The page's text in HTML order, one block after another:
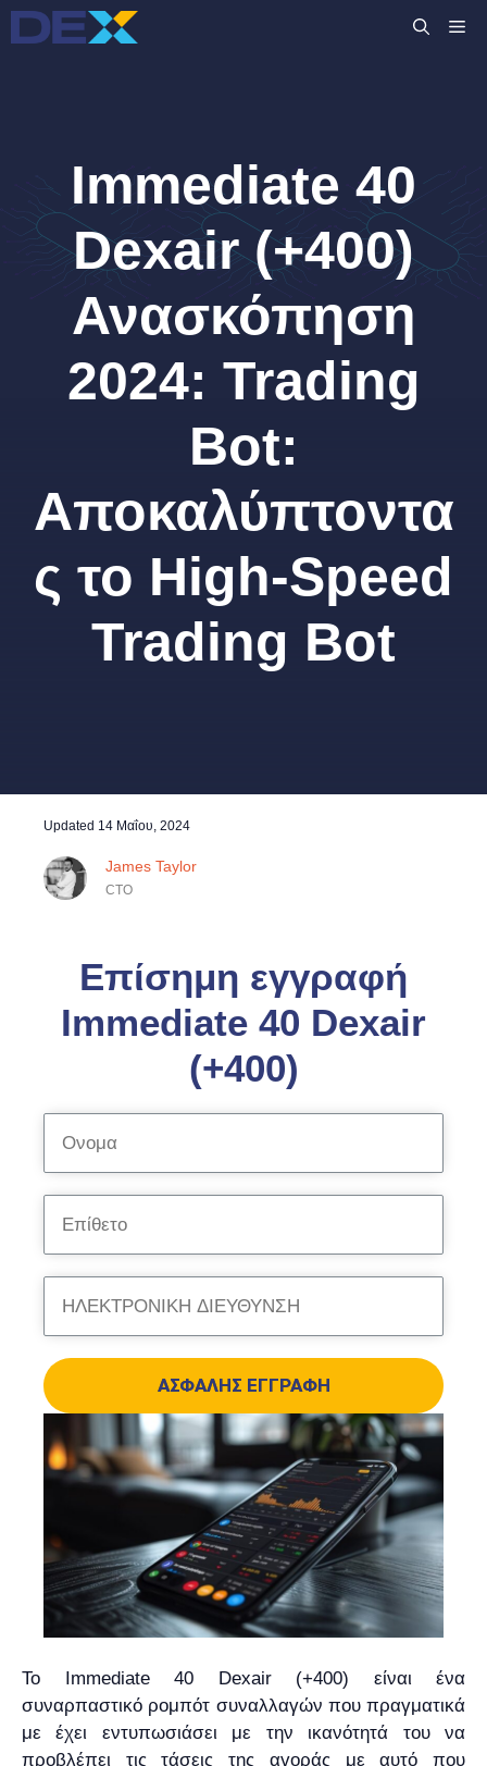
Μετάβαση
σε
Immediate 40
Dexair (+400)
Ανασκόπηση
2024: Trading
Bot:
Αποκαλύπτοντα
ς το High-Speed
Trading Bot
Updated 14 Μαΐου, 2024
James Taylor
CTO
Επίσημη εγγραφή
Immediate 40 Dexair
(+400)
ΑΣΦΑΛΉΣ ΕΓΓΡΑΦΉ
Το Immediate 40 Dexair (+400) είναι ένα
συναρπαστικό ρομπότ συναλλαγών που πραγματικά
με έχει εντυπωσιάσει με την ικανότητά του να
προβλέπει τις τάσεις της αγοράς με αυτό που